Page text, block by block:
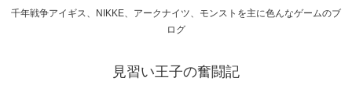
千年戦争アイギス、NIKKE、アークナイツ、モンストを主に色んなゲームのブ
ログ
見習い王子の奮闘記